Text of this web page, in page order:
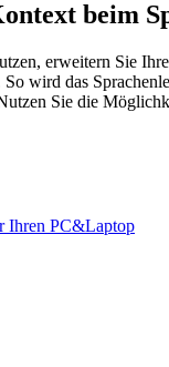
beim
erweitern Sie
wird das
Sie die
Ihren PC&Laptop